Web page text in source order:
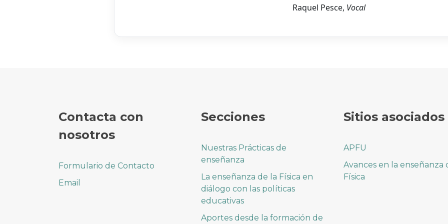
Raquel Pesce, Vocal
Contacta con
nosotros
Formulario de Contacto
Email
Secciones
Nuestras Prácticas de
enseñanza
La enseñanza de la Física en
diálogo con las políticas
educativas
Aportes desde la formación de
Sitios asociados
APFU
Avances en la enseñanza
Física